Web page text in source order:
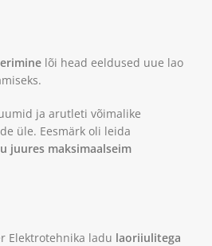
lõi head eeldused uue lao
ja arutleti võimalike
üle. Eesmärk oli leida
juures maksimaalseim
Elektrotehnika ladu laoriiulitega